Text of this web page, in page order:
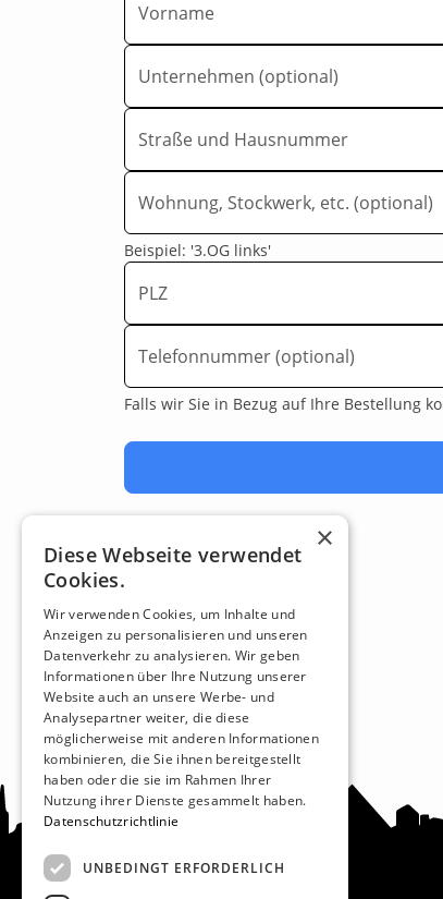
Vorname
Unternehmen (optional)
Straße und Hausnummer
Wohnung, Stockwerk, etc. (optional)
Beispiel: '3.OG links'
PLZ
Telefonnummer (optional)
Falls wir Sie in Bezug auf Ihre Bestellung
×
Diese Webseite verwendet
Cookies.
Wir verwenden Cookies, um Inhalte und
Anzeigen zu personalisieren und unseren
Datenverkehr zu analysieren. Wir geben
Informationen über Ihre Nutzung unserer
Website auch an unsere Werbe- und
Analysepartner weiter, die diese
möglicherweise mit anderen Informationen
kombinieren, die Sie ihnen bereitgestellt
haben oder die sie im Rahmen Ihrer
Nutzung ihrer Dienste gesammelt haben.
Datenschutzrichtlinie
UNBEDINGT ERFORDERLICH